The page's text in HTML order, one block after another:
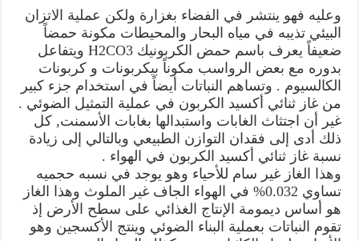
وعليه فهو ينتشر في الفضاء بغزارة ولكن عملية الاتزان
البيئي تذيبه في مياه البحار والمحيطات مكونة حمضاً
ضعيفاً يعرف باسم حمض الكربونيك H2CO3 ويتفاعل
بدوره مع بعض الرواسب مكوناً بيكربونات و كربونات
الكالسيوم . وتساهم النباتات أيضاً في استخدام جزء كبير
من غاز ثنائي أكسيد الكربون في عملية التمثيل الضوئي .
غير أن اجتثاث الغابات واستبدالها بغابات الأسمنت, كل
ذلك أدى إلى فقدان التوازن الطبيعي وبالتالي إلى زيادة
نسبة غاز ثنائي أكسيد الكربون في الهواء .
وهذا الغاز غير سام للأحياء وهو يوجد في نسبه حجميه
تساوي 0.032% في الهواء الجاف غير الملوث وهذا الغاز
هو أساس ديمومة الإنتاج الغذائي على سطح الأرض إذ
تقوم النباتات بعملية البناء الضوئي وينتج الأكسجين وهو